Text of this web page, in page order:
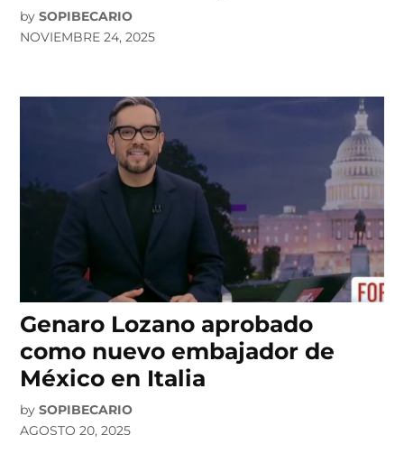
by SOPIBECARIO
NOVIEMBRE 24, 2025
Genaro Lozano aprobado
como nuevo embajador de
México en Italia
by SOPIBECARIO
AGOSTO 20, 2025